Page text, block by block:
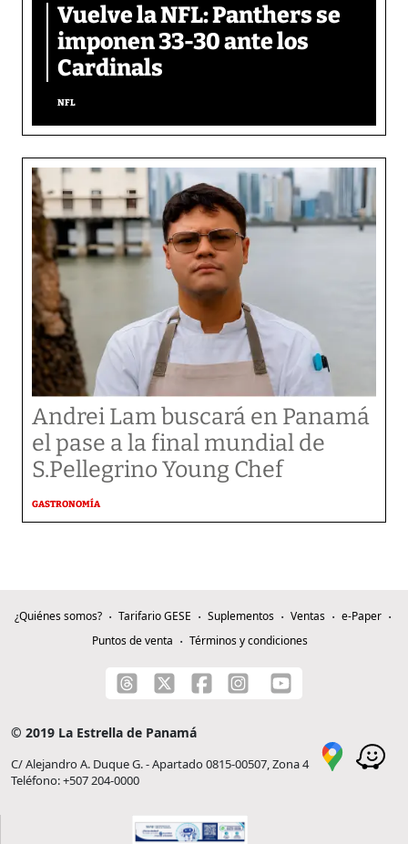
Vuelve la NFL: Panthers se
imponen 33-30 ante los
Cardinals
NFL
Andrei Lam buscará en Panamá
el pase a la final mundial de
S.Pellegrino Young Chef
GASTRONOMÍA
¿Quiénes somos? Tarifario GESE Suplementos Ventas
e-Paper
Puntos de venta
Términos y condiciones
© 2019 La Estrella de Panamá
C/ Alejandro A. Duque G. - Apartado 0815-00507, Zona 4
Teléfono: +507 204-0000